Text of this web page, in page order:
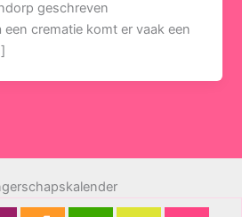
geschreven
een crematie komt er vaak een